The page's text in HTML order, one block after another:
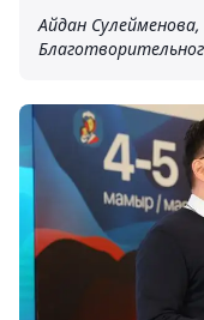
Айдан